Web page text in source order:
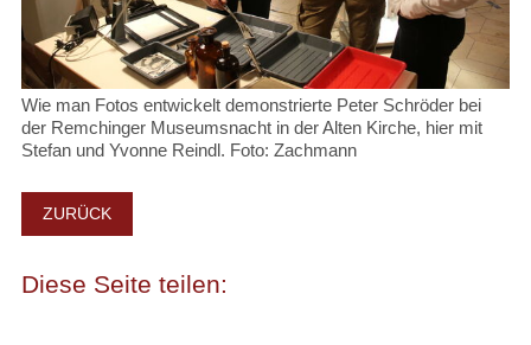
Wie man Fotos entwickelt demonstrierte Peter Schröder bei
der Remchinger Museumsnacht in der Alten Kirche, hier mit
Stefan und Yvonne Reindl. Foto: Zachmann
ZURÜCK